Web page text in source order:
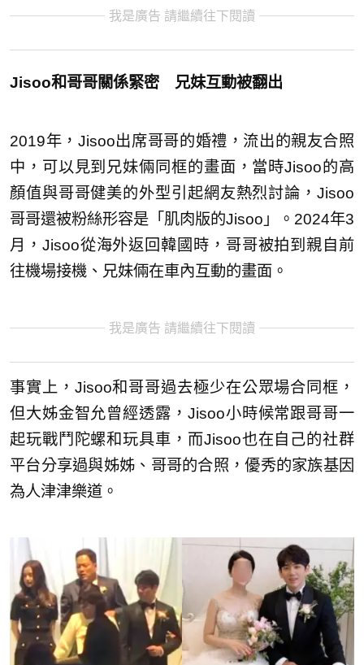
我是廣告 請繼續往下閱讀
Jisoo和哥哥關係緊密 兄妹互動被翻出
2019年，Jisoo出席哥哥的婚禮，流出的親友合照
中，可以見到兄妹倆同框的畫面，當時Jisoo的高
顏值與哥哥健美的外型引起網友熱烈討論，Jisoo
哥哥還被粉絲形容是「肌肉版的Jisoo」。2024年3
月，Jisoo從海外返回韓國時，哥哥被拍到親自前
往機場接機、兄妹倆在車內互動的畫面。
我是廣告 請繼續往下閱讀
事實上，Jisoo和哥哥過去極少在公眾場合同框，
但大姊金智允曾經透露，Jisoo小時候常跟哥哥一
起玩戰鬥陀螺和玩具車，而Jisoo也在自己的社群
平台分享過與姊姊、哥哥的合照，優秀的家族基因
為人津津樂道。